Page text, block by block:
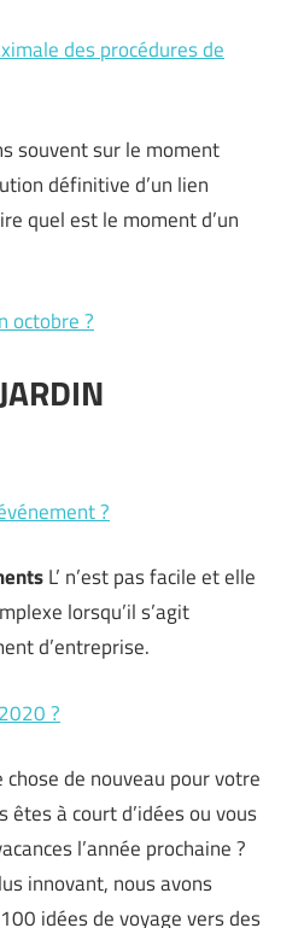
des procédures de
souvent sur le moment
définitive d’un lien
quel est le moment d’un
octobre ?
?
L’ n’est pas facile et elle
lorsqu’il s’agit
d’entreprise.
?
chose de nouveau pour votre
êtes à court d’idées ou vous
l’année prochaine ?
innovant, nous avons
idées de voyage vers des